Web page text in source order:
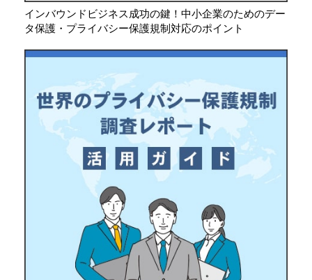
インバウンドビジネス成功の鍵！中小企業のためのデー
タ保護・プライバシー保護規制対応のポイント